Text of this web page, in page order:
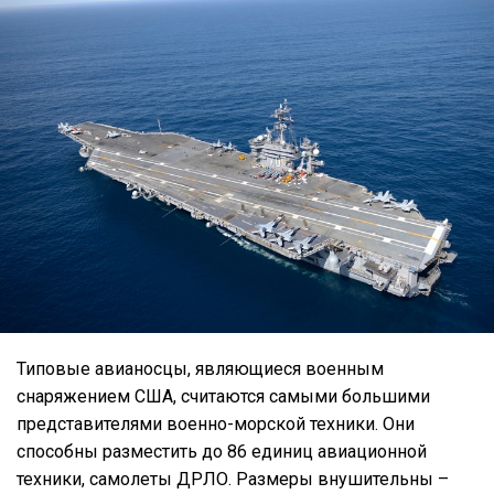
Типовые авианосцы, являющиеся военным
снаряжением США, считаются самыми большими
представителями военно-морской техники. Они
способны разместить до 86 единиц авиационной
техники, самолеты ДРЛО. Размеры внушительны –